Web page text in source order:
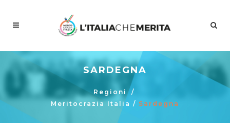
SARDEGNA
Regioni /
Meritocrazia Italia / Sardegna